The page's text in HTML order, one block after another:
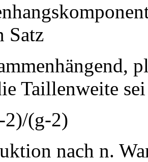
Satz
Taillenweite
2)/(g-2)
nach n.